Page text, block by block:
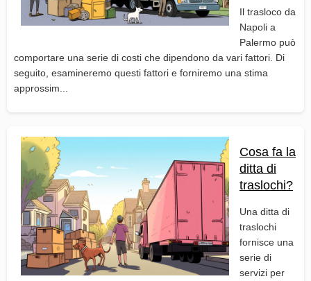
Il trasloco da
Napoli a
Palermo può
comportare una serie di costi che dipendono da vari fattori. Di
seguito, esamineremo questi fattori e forniremo una stima
approssim...
Cosa fa la
ditta di
traslochi?
Una ditta di
traslochi
fornisce una
serie di
servizi per